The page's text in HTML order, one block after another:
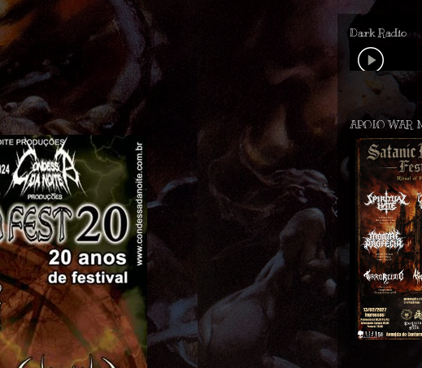
Dark Radio
APOIO WAR